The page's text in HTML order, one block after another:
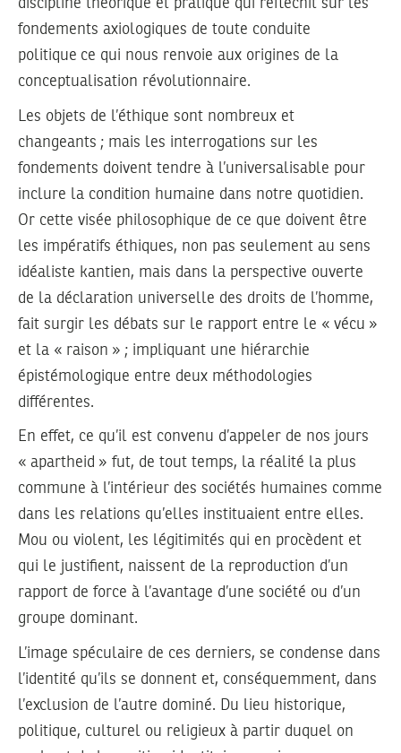
discipline théorique et pratique qui réfléchit sur les
fondements axiologiques de toute conduite
politique ce qui nous renvoie aux origines de la
conceptualisation révolutionnaire.
Les objets de l’éthique sont nombreux et
changeants ; mais les interrogations sur les
fondements doivent tendre à l’universalisable pour
inclure la condition humaine dans notre quotidien.
Or cette visée philosophique de ce que doivent être
les impératifs éthiques, non pas seulement au sens
idéaliste kantien, mais dans la perspective ouverte
de la déclaration universelle des droits de l’homme,
fait surgir les débats sur le rapport entre le « vécu »
et la « raison » ; impliquant une hiérarchie
épistémologique entre deux méthodologies
différentes.
En effet, ce qu’il est convenu d’appeler de nos jours
« apartheid » fut, de tout temps, la réalité la plus
commune à l’intérieur des sociétés humaines comme
dans les relations qu’elles instituaient entre elles.
Mou ou violent, les légitimités qui en procèdent et
qui le justifient, naissent de la reproduction d’un
rapport de force à l’avantage d’une société ou d’un
groupe dominant.
L’image spéculaire de ces derniers, se condense dans
l’identité qu’ils se donnent et, conséquemment, dans
l’exclusion de l’autre dominé. Du lieu historique,
politique, culturel ou religieux à partir duquel on